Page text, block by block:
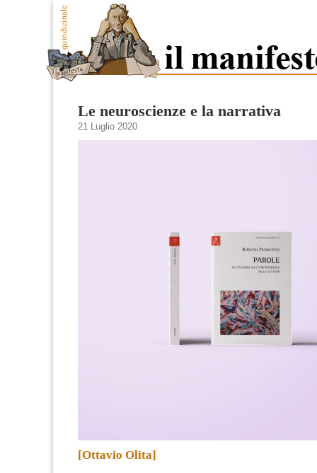
Le neuroscienze e la narrativa
21 Luglio 2020
[Ottavio Olita]